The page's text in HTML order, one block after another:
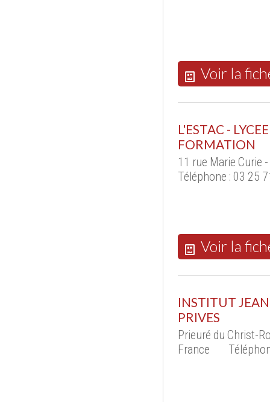
Voir la
L'ESTAC -
FORMATION
11 rue Marie Curie
Téléphone : 03 25
Voir la
INSTITUT
PRIVES
Prieuré du Christ-
France